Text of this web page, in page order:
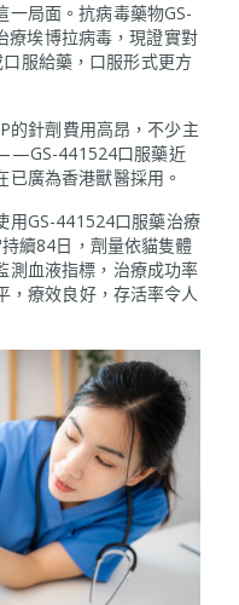
一局面。抗病毒藥物GS-
療埃博拉病毒，現證實對
服給藥，口服形式更方
的針劑費用高昂，不少主
441524口服藥近
廣為香港獸醫採用。
用GS-441524口服藥治療
續84日，劑量依貓隻體
測血液指標，治療成功率
，療效良好，存活率令人